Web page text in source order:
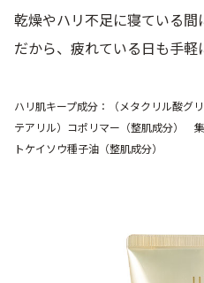
乾燥やハリ不足に寝ている
だから、疲れている日も手軽
ハリ肌キープ成分：（メタクリル酸グ
テアリル）コポリマー（整肌成分）
トケイソウ種子油（整肌成分）